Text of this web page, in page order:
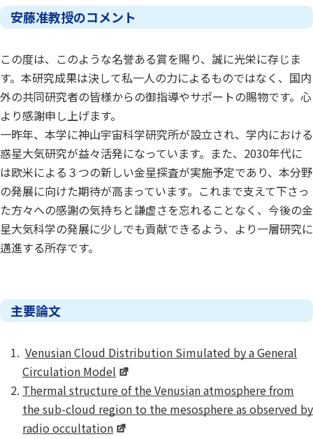
安藤准教授のコメント
この度は、このような名誉ある賞を賜り、誠に光栄に存じま
す。本研究成果は決して私一人の力によるものではなく、国内
外の共同研究者の皆様からの御指導やサポートの賜物です。心
より感謝申し上げます。
一昨年、本学に神山宇宙科学研究所が設立され、学内における
惑星大気研究が益々活発になっています。また、2030年代に
は欧米による３つの新しい金星探査が実施予定であり、本分野
の発展に向けた期待が高まっています。これまで支えて下さっ
た方々への感謝の気持ちと謙虚さを忘れることなく、今後の金
星大気科学の発展に少しでも貢献できるよう、より一層研究に
邁進する所存です。
主要論文
Venusian Cloud Distribution Simulated by a General
Circulation Model
Thermal structure of the Venusian atmosphere from
the sub-cloud region to the mesosphere as observed by
radio occultation